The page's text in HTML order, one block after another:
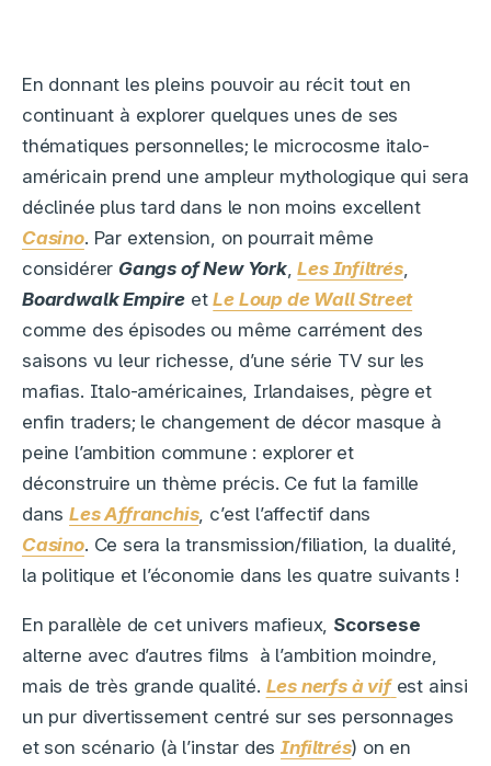
En donnant les pleins pouvoir au récit tout en
continuant à explorer quelques unes de ses
thématiques personnelles; le microcosme italo-
américain prend une ampleur mythologique qui sera
déclinée plus tard dans le non moins excellent
Casino. Par extension, on pourrait même
considérer Gangs of New York,Les Infiltrés,
Boardwalk Empire etLe Loup de Wall Street
comme des épisodes ou même carrément des
saisons vu leur richesse, d’une série TV sur les
mafias. Italo-américaines, Irlandaises, pègre et
enfin traders; le changement de décor masque à
peine l’ambition commune : explorer et
déconstruire un thème précis. Ce fut la famille
dansLes Affranchis, c’est l’affectif dans
Casino. Ce sera la transmission/filiation, la dualité,
la politique et l’économie dans les quatre suivants !
En parallèle de cet univers mafieux, Scorsese
alterne avec d’autres films à l’ambition moindre,
mais de très grande qualité. Les nerfs à vif est ainsi
un pur divertissement centré sur ses personnages
et son scénario (à l’instar desInfiltrés) on en